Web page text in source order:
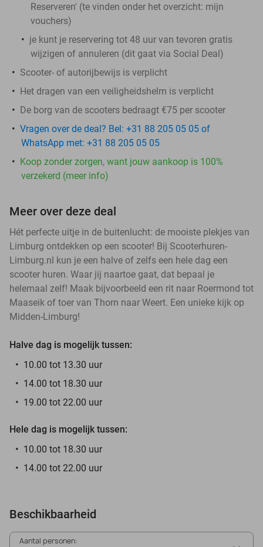
Reserveren' (te vinden onder het overzicht: mijn
vouchers)
je kunt je reservering tot 48 uur van tevoren gratis
wijzigen of annuleren (dit gaat via Social Deal)
Scooter- of autorijbewijs is verplicht
Het dragen van een veiligheidshelm is verplicht
De borg van de scooters bedraagt €75 per scooter
Vragen over de deal? Bel: +31 88 205 05 05 of
WhatsApp met: +31 88 205 05 05
Koop zonder zorgen, want jouw aankoop is 100%
verzekerd (meer info)
Meer over deze deal
Hét perfecte uitje in de buitenlucht: de mooiste plekjes van
Limburg ontdekken op een scooter! Bij Scooterhuren-
Limburg.nl kun je een halve of zelfs een hele dag een
scooter huren. Waar jij naartoe gaat, dat bepaal je
helemaal zelf! Maak bijvoorbeeld een rit naar Roermond tot
Maaseik of toer van Thorn naar Weert. Een unieke kijk op
Midden-Limburg!
Halve dag is mogelijk tussen:
10.00 tot 13.30 uur
14.00 tot 18.30 uur
19.00 tot 22.00 uur
Hele dag is mogelijk tussen:
10.00 tot 18.30 uur
14.00 tot 22.00 uur
Beschikbaarheid
Aantal personen: